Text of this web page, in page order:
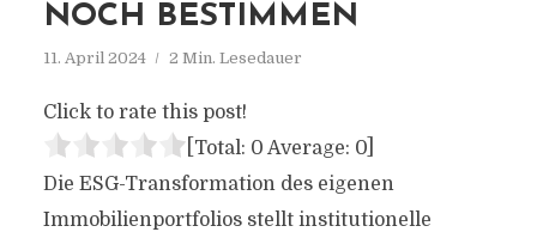
NOCH BESTIMMEN
11. April 2024 2 Min. Lesedauer
Click to rate this post!
[Total: 0 Average: 0]
Die ESG-Transformation des eigenen
Immobilienportfolios stellt institutionelle